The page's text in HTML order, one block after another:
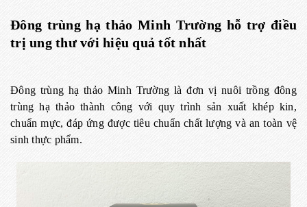
Đông trùng hạ thảo Minh Trường hỗ trợ điều
trị ung thư với hiệu quả tốt nhất
Đông trùng hạ thảo Minh Trường là đơn vị nuôi trồng đông
trùng hạ thảo thành công với quy trình sản xuất khép kin,
chuẩn mực, đáp ứng được tiêu chuẩn chất lượng và an toàn vệ
sinh thực phẩm.